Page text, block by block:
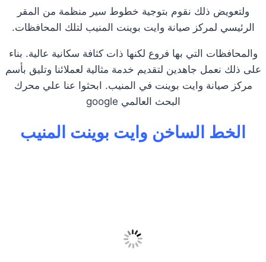
ولتعويض ذلك نقوم بتوجية خطوط سير منظمة من المقر
الرئيسي لمركز صيانة وايت بوينت المنيب لتلك المحافظات.
والمحافظات التي بها فروع لكنها ذات كثافة سكانية عالية. بناء
على ذلك نعمل جاهدين لتقديم خدمة مثالية لعملائنا وتليق بأسم
مركز صيانة وايت بوينت في المنيب. ابحثوا عنا علي محرك
البحث العالمي google
الخط الساخن وايت بوينت المنيب